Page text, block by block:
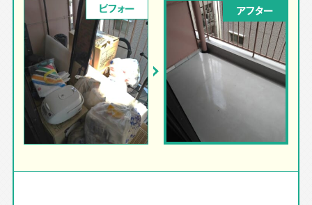
ビフォー アフター